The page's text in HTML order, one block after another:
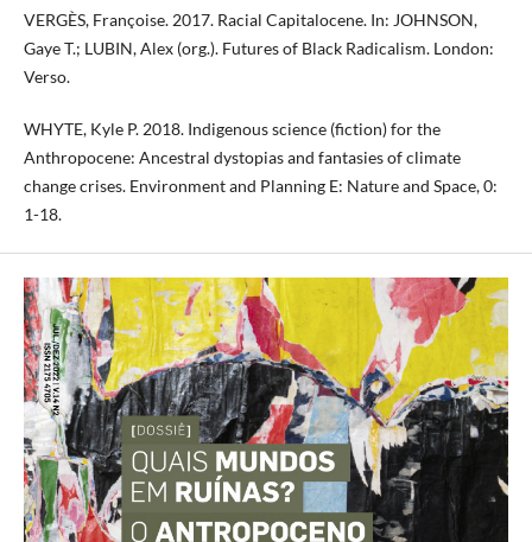
VERGÈS, Françoise. 2017. Racial Capitalocene. In: JOHNSON,
Gaye T.; LUBIN, Alex (org.). Futures of Black Radicalism. London:
Verso.
WHYTE, Kyle P. 2018. Indigenous science (fiction) for the
Anthropocene: Ancestral dystopias and fantasies of climate
change crises. Environment and Planning E: Nature and Space, 0:
1-18.